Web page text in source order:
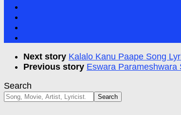
Next story Kalalo Kanu Paape Song
Previous story Eswara Parameshwara
Search
Search